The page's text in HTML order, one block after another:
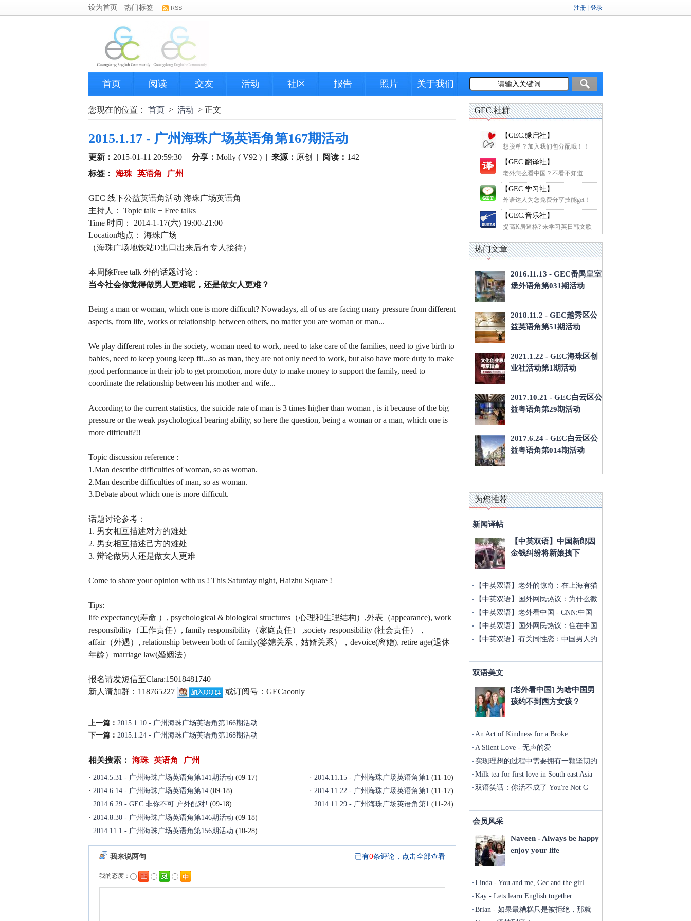
设为首页 热门标签 RSS
首页 阅读 交友 活动 社区 报告 照片 关于我们
您现在的位置： 首页 > 活动 > 正文
2015.1.17 - 广州海珠广场英语角第167期活动
更新： 2015-01-11 20:59:30 | 分享： Molly ( V92 ) | 来源： 原创 | 阅读： 142
标签：
海珠 英语角 广州
GEC 线下公益英语角活动 海珠广场英语角
主持人： Topic talk + Free talks
Time 时间： 2014-1-17(六) 19:00-21:00
Location地点： 海珠广场
（海珠广场地铁站D出口出来后有专人接待）
本周除Free talk 外的话题讨论：
当今社会你觉得做男人更难呢，还是做女人更难？
Being a man or woman, which one is more difficult? Nowadays, all of us are facing many pressure from different
aspects, from life, works or relationship between others, no matter you are woman or man...
We play different roles in the society, woman need to work, need to take care of the families, need to give birth to
babies, need to keep young keep fit...so as man, they are not only need to work, but also have more duty to make
good performance in their job to get promotion, more duty to make money to support the family, need to
coordinate the relationship between his mother and wife...
According to the current statistics, the suicide rate of man is 3 times higher than woman , is it because of the big
pressure or the weak psychological bearing ability, so here the question, being a woman or a man, which one is
more difficult?!!
Topic discussion reference :
1.Man describe difficulties of woman, so as woman.
2.Man describe difficulties of man, so as woman.
3.Debate about which one is more difficult.
话题讨论参考：
1. 男女相互描述对方的难处
2. 男女相互描述己方的难处
3. 辩论做男人还是做女人更难
Come to share your opinion with us ! This Saturday night, Haizhu Square !
Tips:
life expectancy(寿命 ）, psychological & biological structures（心理和生理结构）,外表（appearance), work
responsibility（工作责任）, family responsibility（家庭责任） ,society responsibility (社会责任），
affair（外遇）, relationship between both of family(婆媳关系，姑婿关系），devoice(离婚), retire age(退休
年龄）marriage law(婚姻法）
报名请发短信至Clara:15018481740
新人请加群：118765227
或订阅号：GECaconly
上一篇： 2015.1.10 - 广州海珠广场英语角第166期活动
下一篇： 2015.1.24 - 广州海珠广场英语角第168期活动
相关搜索： 海珠 英语角 广州
· 2014.5.31 - 广州海珠广场英语角第141期活动 (09-17)
· 2014.6.14 - 广州海珠广场英语角第14 (09-18)
· 2014.6.29 - GEC 非你不可 户外配对! (09-18)
· 2014.8.30 - 广州海珠广场英语角第146期活动 (09-18)
· 2014.11.1 - 广州海珠广场英语角第156期活动 (10-28)
· 2014.11.15 - 广州海珠广场英语角第1 (11-10)
· 2014.11.22 - 广州海珠广场英语角第1 (11-17)
· 2014.11.29 - 广州海珠广场英语角第1 (11-24)
GEC.社群
【GEC.缘启社】
想脱单？加入我们包分配哦！！
【GEC.翻译社】
老外怎么看中国？不看不知道..
【GEC.学习社】
外语达人为您免费分享技能get！
【GEC.音乐社】
提高K房逼格? 来学习英日韩文歌
热门文章
2016.11.13 - GEC番禺皇室
堡外语角第031期活动
2018.11.2 - GEC越秀区公
益英语角第51期活动
2021.1.22 - GEC海珠区创
业社活动第1期活动
2017.10.21 - GEC白云区公
益粤语角第29期活动
2017.6.24 - GEC白云区公
益粤语角第014期活动
为您推荐
新闻译帖
【中英双语】中国新郎因
金钱纠纷将新娘拽下
【中英双语】老外的惊奇：在上海有猫
主
【中英双语】国外网民热议：为什么微
信
【中英双语】老外看中国 - CNN:中国
【中英双语】国外网民热议：住在中国
如
【中英双语】有关同性恋：中国男人的
双语美文
[老外看中国] 为啥中国男
孩约不到西方女孩？
An Act of Kindness for a Broke
A Silent Love - 无声的爱
实现理想的过程中需要拥有一颗坚韧的
心
Milk tea for first love in South east Asia
双语笑话：你活不成了 You're Not G
会员风采
Naveen - Always be happy
enjoy your life
Linda - You and me, Gec and the girl
Kay - Lets learn English together
Brian - 如果最糟糕只是被拒绝，那就